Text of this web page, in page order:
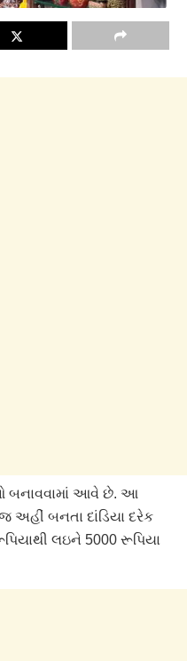
બનાવવામાં આવે છે. આ
બનતા દાંડિયા દરેક
લઇને 5000 રૂપિયા